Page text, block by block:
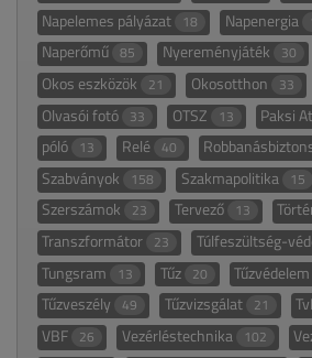
Napelemes pályázat 18 Napenergia
Naperőmű 85 Nyereményjáték 30
Okos eszközök 21 Okosotthon 33
Olvasói fotó 33 OTSZ 13 Paksi
póló 13 Relé 40
Szabványok 158 Szakmapolitika 15
Szerszámok 23 Tervező 13
Transzformátor 23 Túlfeszültség-
Tungsram 13 Tűz 20 Tűzvédelem
Tűzveszély 49 Tűzvizsgálat 21
VBF 26 Vezérléstechnika 102